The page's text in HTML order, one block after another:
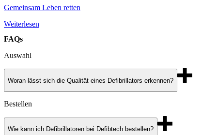
Gemeinsam Leben retten
Weiterlesen
FAQs
Auswahl
Woran lässt sich die Qualität eines Defibrillators erkennen?
Bestellen
Wie kann ich Defibrillatoren bei Defibtech bestellen?